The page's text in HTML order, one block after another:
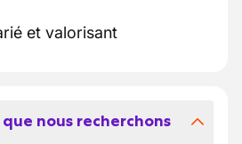
et valorisant
nous recherchons